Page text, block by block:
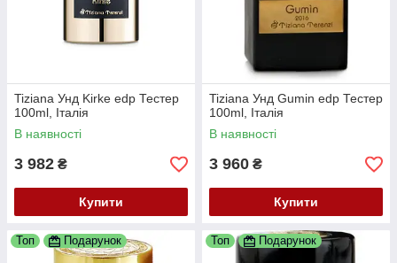
Tiziana Унд Kirke edp Тестер
100ml, Італія
В наявності
3 982 ₴
Купити
Tiziana Унд Gumin edp Тестер
100ml, Італія
В наявності
3 960 ₴
Купити
Топ Подарунок Топ Подарунок